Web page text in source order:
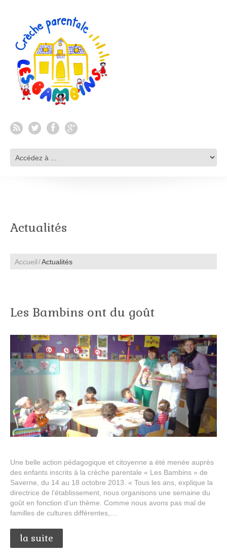
Actualités
Accueil Actualités
Les Bambins ont du goût
Une belle action pédagogique et citoyenne a été menée auprès
des enfants inscrits à la crèche parentale « Les Bambins » de
Saverne, du 14 au 18 octobre 2013. « Tous les ans, explique la
directrice de l’établissement, nous organisons une semaine du
goût en fonction d’un thème. Comme nous avons pas mal de
familles de cultures différentes,…
la suite